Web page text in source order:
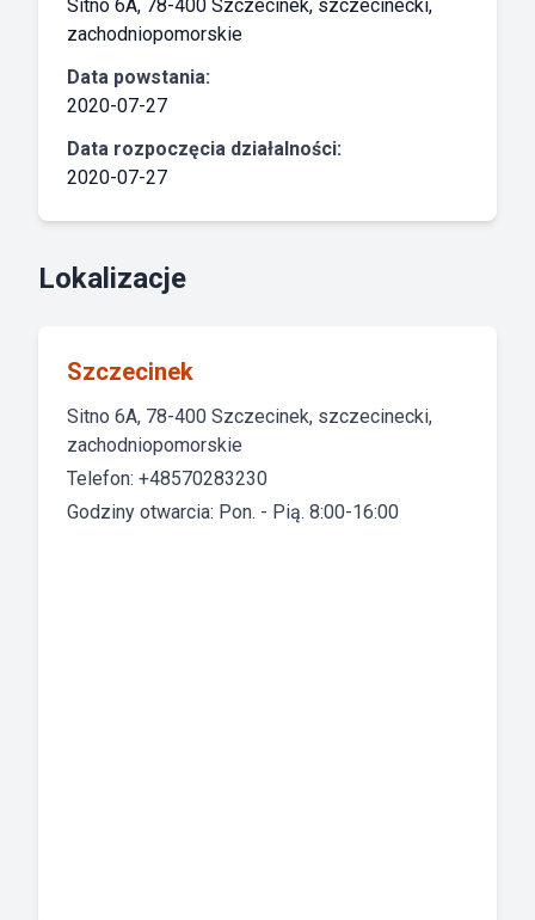
Sitno 6A, 78-400 Szczecinek, szczecinecki,
zachodniopomorskie
Data powstania:
2020-07-27
Data rozpoczęcia działalności:
2020-07-27
Lokalizacje
Szczecinek
Sitno 6A, 78-400 Szczecinek, szczecinecki,
zachodniopomorskie
Telefon: +48570283230
Godziny otwarcia: Pon. - Pią. 8:00-16:00